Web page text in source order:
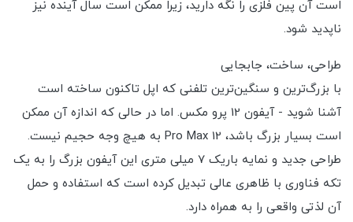
است آن پین فلزی را نگه دارید، زیرا ممکن است سال آینده نیز
ناپدید شود.
طراحی، ساخت، جابجایی
با بزرگ‌ترین و سنگین‌ترین تلفنی که اپل تاکنون ساخته است
آشنا شوید - آیفون 12 پرو مکس. اما در حالی که اندازه آن ممکن
است بسیار بزرگ باشد، 12 Pro Max به هیچ وجه حجیم نیست.
طراحی جدید و نمایه باریک 7 میلی متری این آیفون بزرگ را به یک
تکه فناوری با ظاهری عالی تبدیل کرده است که استفاده و حمل
آن لذتی واقعی را به همراه دارد.